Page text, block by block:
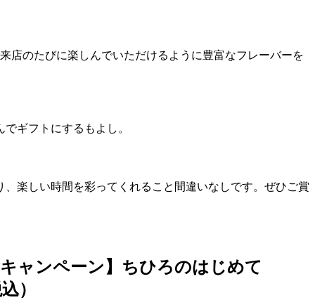
店のたびに楽しんでいただけるように豊富なフレーバーを
ギフトにするもよし。
楽しい時間を彩ってくれること間違いなしです。ぜひご賞
キャンペーン】ちひろのはじめて
）